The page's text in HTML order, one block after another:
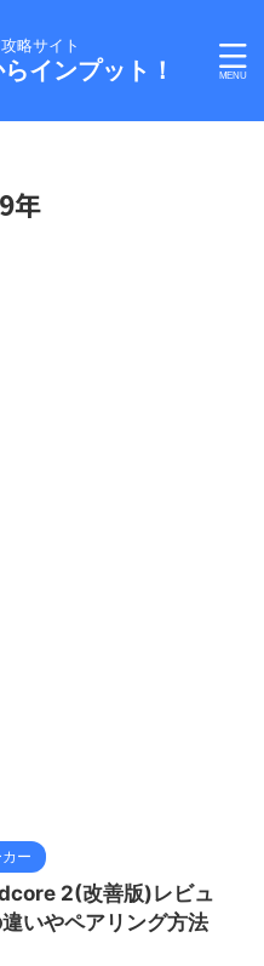
略サイト
インプット！
年
ー
2(改善版)レビュ
いやペアリング方法